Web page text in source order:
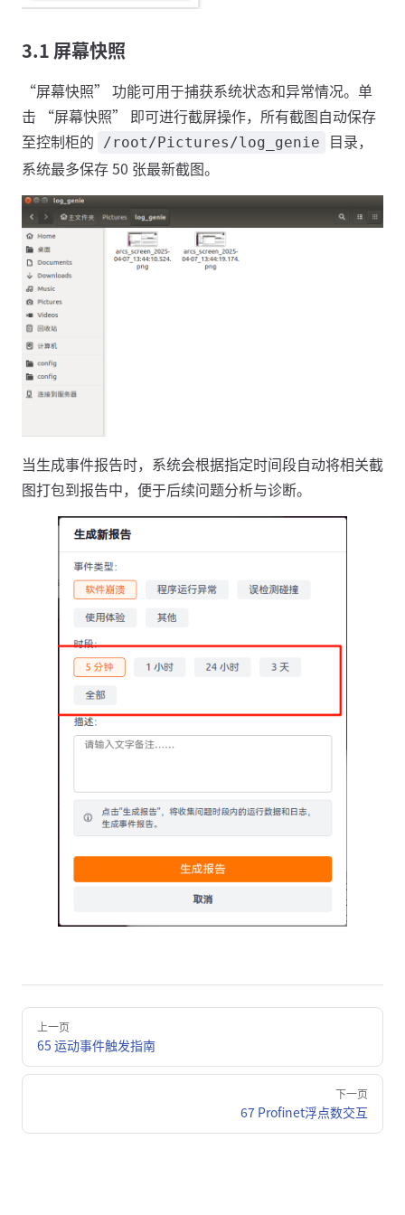
3.1 屏幕快照
“屏幕快照” 功能可用于捕获系统状态和异常情况。单
击 “屏幕快照” 即可进行截屏操作，所有截图自动保存
至控制柜的
/root/Pictures/log_genie
目录，
系统最多保存 50 张最新截图。
当生成事件报告时，系统会根据指定时间段自动将相关截
图打包到报告中，便于后续问题分析与诊断。
Pager上一页
65 运动事件触发指南
下一页
67 Profinet浮点数交互